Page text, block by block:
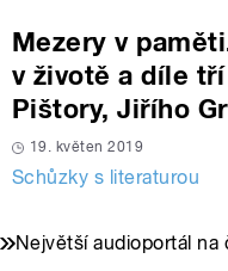
Mezery v
v životě a díle
Pištory, Jiřího
19. květen 2019
Schůzky s literaturou
Největší audioportál